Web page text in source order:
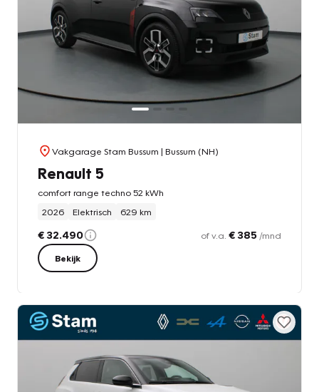
Vakgarage Stam Bussum | Bussum (NH)
Renault 5
comfort range techno 52 kWh
2026
Elektrisch 629 km
€ 32.490 of v.a. € 385 /mnd
Bekijk